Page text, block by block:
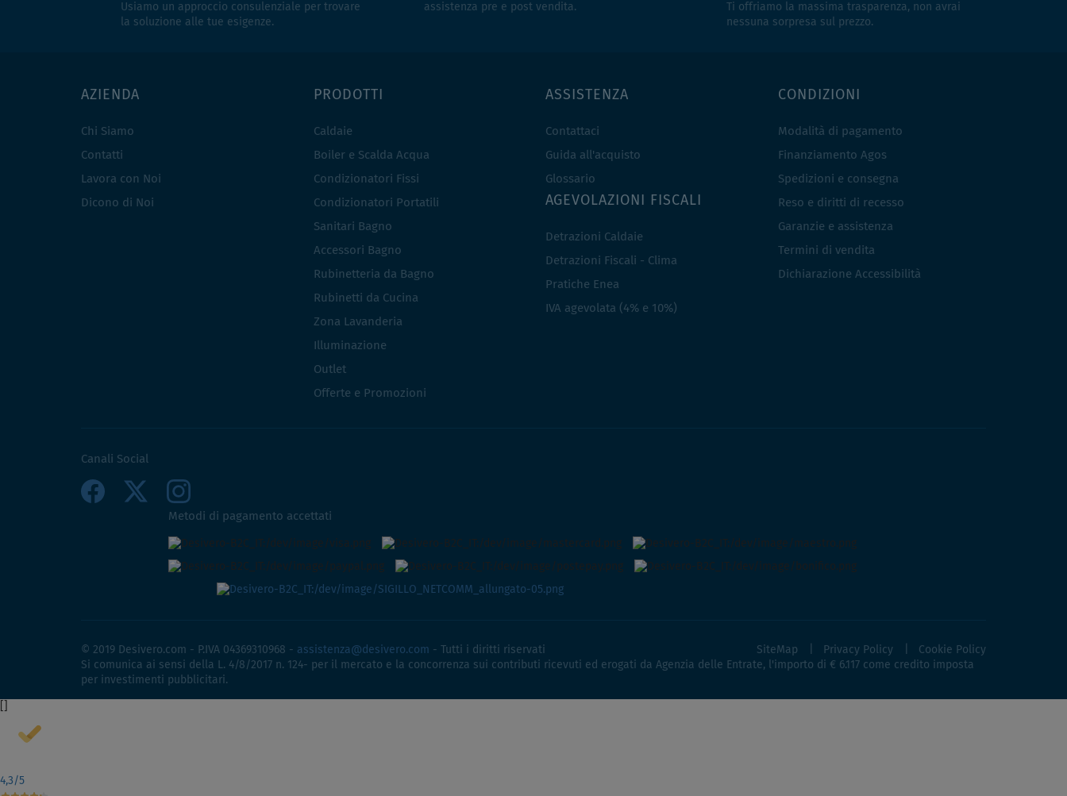
Usiamo un approccio consulenziale per trovare
la soluzione alle tue esigenze.
assistenza pre e post vendita.
Ti offriamo la massima trasparenza, non avrai
nessuna sorpresa sul prezzo.
AZIENDA
Chi Siamo
Contatti
Lavora con Noi
Dicono di Noi
PRODOTTI
Caldaie
Boiler e Scalda Acqua
Condizionatori Fissi
Condizionatori Portatili
Sanitari Bagno
Accessori Bagno
Rubinetteria da Bagno
Rubinetti da Cucina
Zona Lavanderia
Illuminazione
Outlet
Offerte e Promozioni
ASSISTENZA
Contattaci
Guida all'acquisto
Glossario
AGEVOLAZIONI FISCALI
Detrazioni Caldaie
Detrazioni Fiscali - Clima
Pratiche Enea
IVA agevolata (4% e 10%)
CONDIZIONI
Modalità di pagamento
Finanziamento Agos
Spedizioni e consegna
Reso e diritti di recesso
Garanzie e assistenza
Termini di vendita
Dichiarazione Accessibilità
Canali Social
Metodi di pagamento accettati
© 2019 Desivero.com - P.IVA 04369310968 - assistenza@desivero.com - Tutti i diritti riservati SiteMap Privacy Policy
Cookie Policy
Si comunica ai sensi della L. 4/8/2017 n. 124- per il mercato e la concorrenza sui contributi ricevuti ed erogati da Agenzia delle Entrate, l'importo di € 6.117 come credito imposta
per investimenti pubblicitari.
4,3 /5